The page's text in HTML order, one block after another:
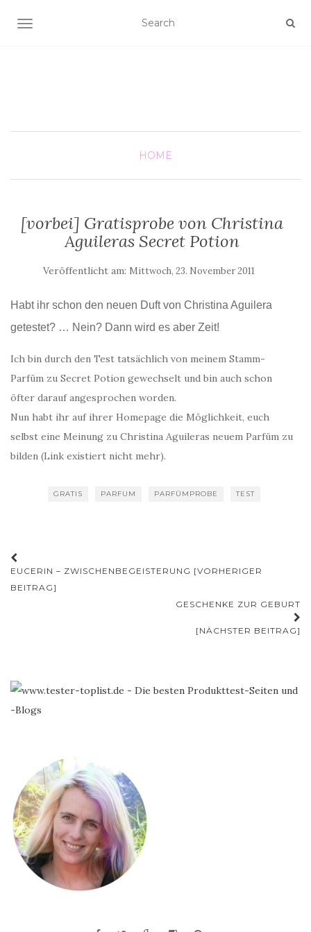
SCHALTE NAVIGATION
HOME
[vorbei] Gratisprobe von Christina
Aguileras Secret Potion
Veröffentlicht am: Mittwoch, 23. November 2011
Habt ihr schon den neuen Duft von Christina Aguilera
getestet? … Nein? Dann wird es aber Zeit!
Ich bin durch den Test tatsächlich von meinem Stamm-
Parfüm zu Secret Potion gewechselt und bin auch schon
öfter darauf angesprochen worden.
Nun habt ihr auf ihrer Homepage die Möglichkeit, euch
selbst eine Meinung zu Christina Aguileras neuem Parfüm zu
bilden (Link existiert nicht mehr).
GRATIS PARFUM PARFÜMPROBE TEST
Beitrags-
Navigation
EUCERIN – ZWISCHENBEGEISTERUNG [VORHERIGER
BEITRAG]
GESCHENKE ZUR GEBURT
[NÄCHSTER BEITRAG]